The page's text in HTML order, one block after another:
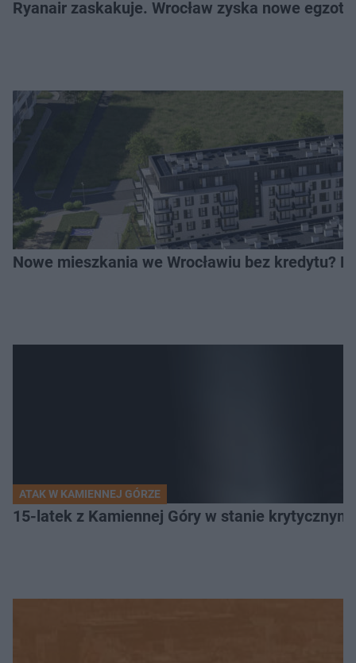
Ryanair zaskakuje. Wrocław zyska nowe
Nowe mieszkania we Wrocławiu bez kredytu?
ATAK W KAMIENNEJ GÓRZE
15-latek z Kamiennej Góry w stanie